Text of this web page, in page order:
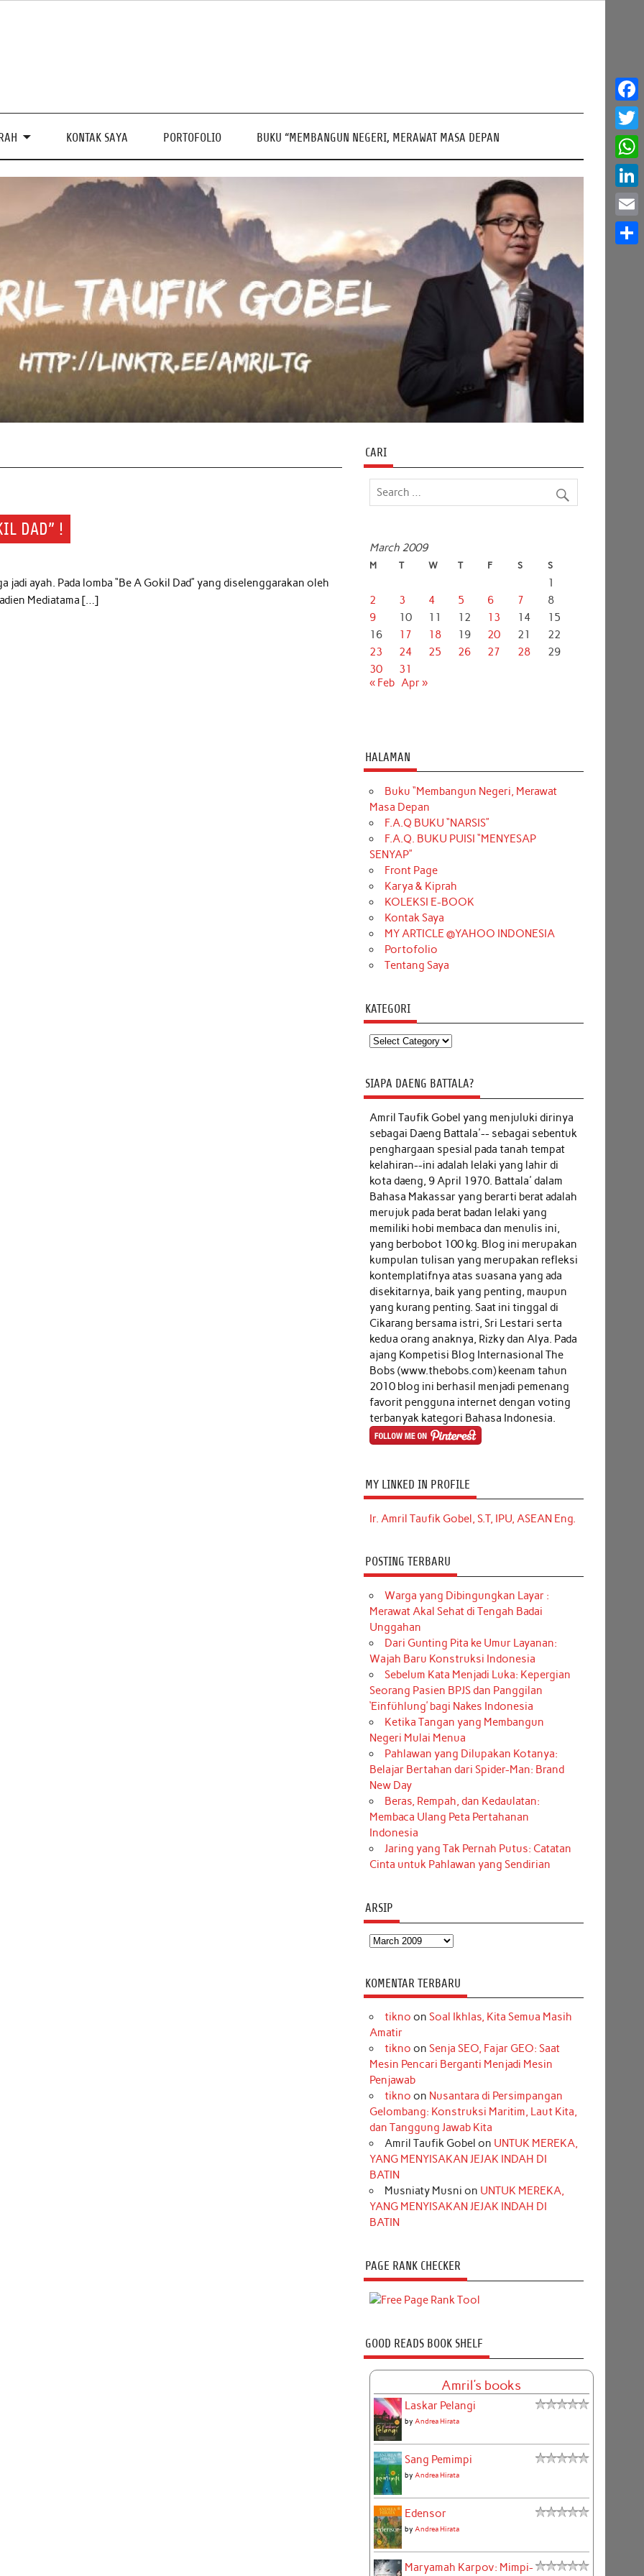
KONTAK SAYA PORTOFOLIO BUKU “MEMBANGUN NEGERI, MERAWAT MASA DEPAN
DAD” !
ayah. Pada lomba “Be A Gokil Dad” yang diselenggarakan oleh
Mediatama […]
CARI
March 2009
M T W T F S S
1
2
3 4 5 6 7
8
9
10 11 12 13 14
15
16
17 18 19 20 21
22
23
24 25 26 27 28
29
30
31
« Feb Apr »
HALAMAN
Buku “Membangun Negeri, Merawat
Masa Depan
F.A.Q BUKU “NARSIS”
F.A.Q. BUKU PUISI “MENYESAP
SENYAP”
Front Page
Karya & Kiprah
KOLEKSI E-BOOK
Kontak Saya
MY ARTICLE @YAHOO INDONESIA
Portofolio
Tentang Saya
KATEGORI
Kategori
SIAPA DAENG BATTALA?
Amril Taufik Gobel yang menjuluki dirinya
sebagai Daeng Battala'-- sebagai sebentuk
penghargaan spesial pada tanah tempat
kelahiran--ini adalah lelaki yang lahir di
kota daeng, 9 April 1970. Battala' dalam
Bahasa Makassar yang berarti berat adalah
merujuk pada berat badan lelaki yang
memiliki hobi membaca dan menulis ini,
yang berbobot 100 kg. Blog ini merupakan
kumpulan tulisan yang merupakan refleksi
kontemplatifnya atas suasana yang ada
disekitarnya, baik yang penting, maupun
yang kurang penting. Saat ini tinggal di
Cikarang bersama istri, Sri Lestari serta
kedua orang anaknya, Rizky dan Alya. Pada
ajang Kompetisi Blog Internasional The
Bobs (www.thebobs.com) keenam tahun
2010 blog ini berhasil menjadi pemenang
favorit pengguna internet dengan voting
terbanyak kategori Bahasa Indonesia.
MY LINKED IN PROFILE
Ir. Amril Taufik Gobel, S.T, IPU, ASEAN Eng.
POSTING TERBARU
Warga yang Dibingungkan Layar :
Merawat Akal Sehat di Tengah Badai
Unggahan
Dari Gunting Pita ke Umur Layanan:
Wajah Baru Konstruksi Indonesia
Sebelum Kata Menjadi Luka: Kepergian
Seorang Pasien BPJS dan Panggilan
‘Einfühlung’ bagi Nakes Indonesia
Ketika Tangan yang Membangun
Negeri Mulai Menua
Pahlawan yang Dilupakan Kotanya:
Belajar Bertahan dari Spider-Man: Brand
New Day
Beras, Rempah, dan Kedaulatan:
Membaca Ulang Peta Pertahanan
Indonesia
Jaring yang Tak Pernah Putus: Catatan
Cinta untuk Pahlawan yang Sendirian
ARSIP
Arsip
KOMENTAR TERBARU
tikno on Soal Ikhlas, Kita Semua Masih
Amatir
tikno on Senja SEO, Fajar GEO: Saat
Mesin Pencari Berganti Menjadi Mesin
Penjawab
tikno on Nusantara di Persimpangan
Gelombang: Konstruksi Maritim, Laut Kita,
dan Tanggung Jawab Kita
Amril Taufik Gobel on UNTUK MEREKA,
YANG MENYISAKAN JEJAK INDAH DI
BATIN
Musniaty Musni on UNTUK MEREKA,
YANG MENYISAKAN JEJAK INDAH DI
BATIN
PAGE RANK CHECKER
GOOD READS BOOK SHELF
Amril's books
Laskar Pelangi
by Andrea Hirata
Sang Pemimpi
by Andrea Hirata
Edensor
by Andrea Hirata
Maryamah Karpov: Mimpi-
Email